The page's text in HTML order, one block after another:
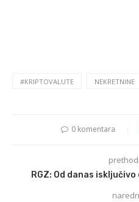
#KRIPTOVALUTE NEKRETNINE
0 komentara
RGZ: Od danas